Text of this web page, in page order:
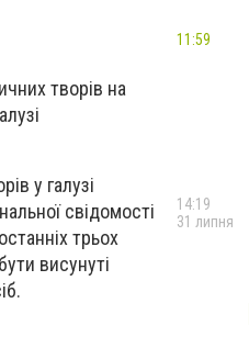
творів на
у галузі
свідомості
трьох
висунуті
11:59
14:19
31 липня